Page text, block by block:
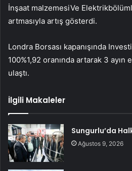
İnşaat malzemesiVe Elektrik
artmasıyla artış gösterdi.
Londra Borsası kapanışında
100%1,92 oranında artarak 3
ulaştı.
İlgili Makaleler
Sungurlu’da
Ağustos 9, 2026